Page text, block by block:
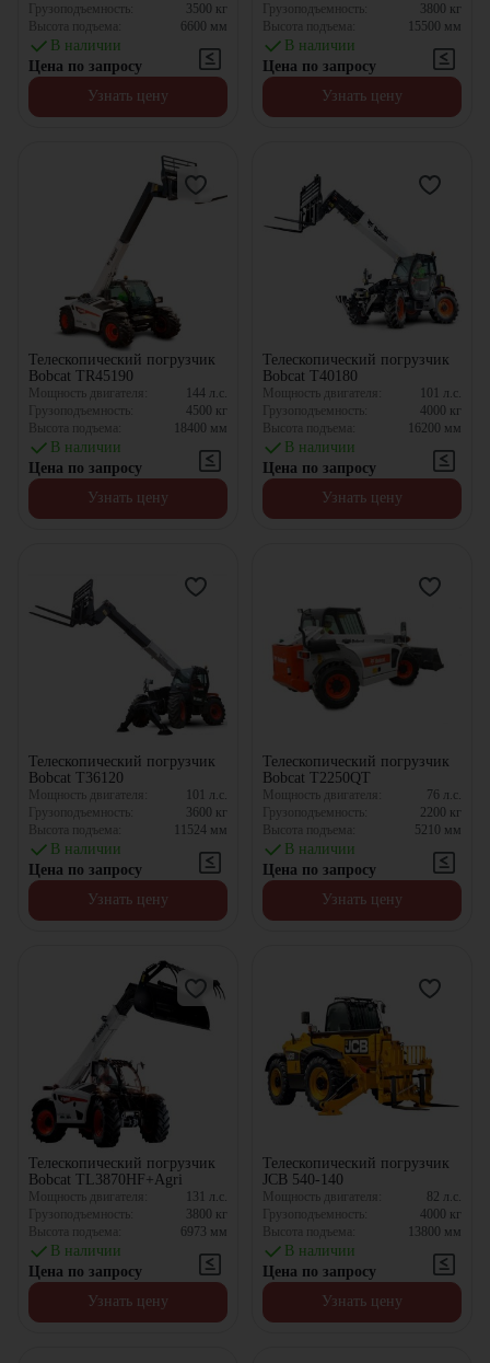
Грузоподъемность:
3500 кг
Высота подъема:
6600 мм
В наличии
Цена по запросу
Узнать цену
Грузоподъемность:
3800 кг
Высота подъема:
15500 мм
В наличии
Цена по запросу
Узнать цену
Телескопический погрузчик
Bobcat TR45190
Мощность двигателя: 144 л.с.
Грузоподъемность:
4500 кг
Высота подъема:
18400 мм
В наличии
Цена по запросу
Узнать цену
Телескопический погрузчик
Bobcat T40180
Мощность двигателя: 101 л.с.
Грузоподъемность:
4000 кг
Высота подъема:
16200 мм
В наличии
Цена по запросу
Узнать цену
Телескопический погрузчик
Bobcat T36120
Мощность двигателя: 101 л.с.
Грузоподъемность:
3600 кг
Высота подъема:
11524 мм
В наличии
Цена по запросу
Узнать цену
Телескопический погрузчик
Bobcat T2250QT
Мощность двигателя: 76 л.с.
Грузоподъемность:
2200 кг
Высота подъема:
5210 мм
В наличии
Цена по запросу
Узнать цену
Телескопический погрузчик
Bobcat TL3870HF+Agri
Мощность двигателя: 131 л.с.
Грузоподъемность:
3800 кг
Высота подъема:
6973 мм
В наличии
Цена по запросу
Узнать цену
Телескопический погрузчик
JCB 540-140
Мощность двигателя: 82 л.с.
Грузоподъемность:
4000 кг
Высота подъема:
13800 мм
В наличии
Цена по запросу
Узнать цену